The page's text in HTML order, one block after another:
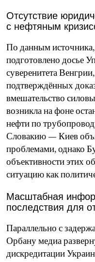
Отсутствие
с нефтяным
По данным
подготовлено досье
суверенитета
подтверждённых
вмешательство
возникла на фоне
нефти по
Словакию — Киев
проблемами, однако
объективности этих
ситуацию как
Масштабная
последствия для
Параллельно с
Орбану медиа
дискредитации